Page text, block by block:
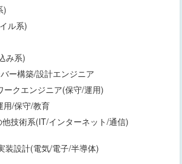
)
ル系)
み系)
ー構築/設計エンジニア
ークエンジニア(保守/運用)
用/保守/教育
他技術系(IT/インターネット/通信)
装設計(電気/電子/半導体)